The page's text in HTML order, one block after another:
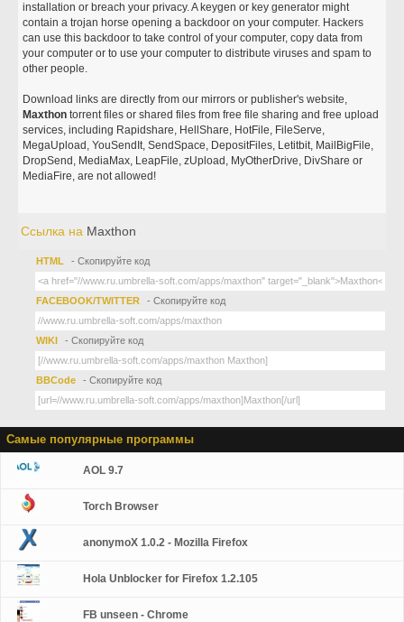
installation or breach your privacy. A keygen or key generator might
contain a trojan horse opening a backdoor on your computer. Hackers
can use this backdoor to take control of your computer, copy data from
your computer or to use your computer to distribute viruses and spam to
other people.
Download links are directly from our mirrors or publisher's website,
Maxthon torrent files or shared files from free file sharing and free upload
services, including Rapidshare, HellShare, HotFile, FileServe,
MegaUpload, YouSendIt, SendSpace, DepositFiles, Letitbit, MailBigFile,
DropSend, MediaMax, LeapFile, zUpload, MyOtherDrive, DivShare or
MediaFire, are not allowed!
Ссылка на Maxthon
HTML - Скопируйте код
FACEBOOK/TWITTER - Скопируйте код
WIKI - Скопируйте код
BBCode - Скопируйте код
Самые популярные программы
AOL 9.7
Torch Browser
anonymoX 1.0.2 - Mozilla Firefox
Hola Unblocker for Firefox 1.2.105
FB unseen - Chrome